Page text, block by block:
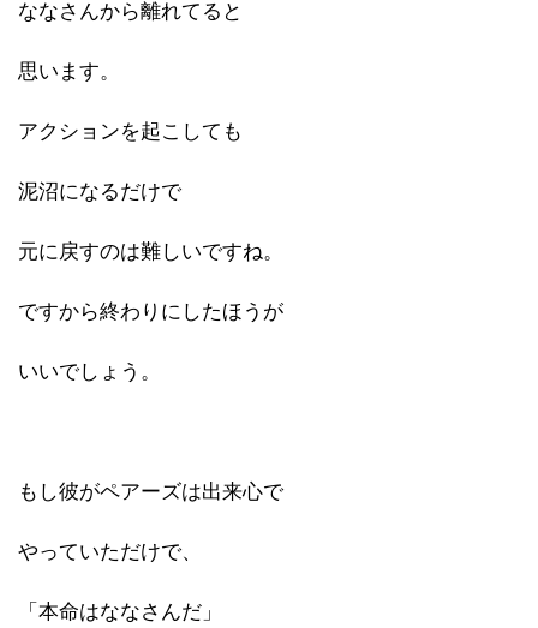
ななさんから離れてると
思います。
アクションを起こしても
泥沼になるだけで
元に戻すのは難しいですね。
ですから終わりにしたほうが
いいでしょう。
もし彼がペアーズは出来心で
やっていただけで、
「本命はななさんだ」